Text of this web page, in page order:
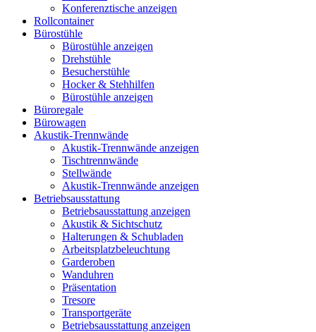
Konferenztische anzeigen
Rollcontainer
Bürostühle
Bürostühle anzeigen
Drehstühle
Besucherstühle
Hocker & Stehhilfen
Bürostühle anzeigen
Büroregale
Bürowagen
Akustik-Trennwände
Akustik-Trennwände anzeigen
Tischtrennwände
Stellwände
Akustik-Trennwände anzeigen
Betriebsausstattung
Betriebsausstattung anzeigen
Akustik & Sichtschutz
Halterungen & Schubladen
Arbeitsplatzbeleuchtung
Garderoben
Wanduhren
Präsentation
Tresore
Transportgeräte
Betriebsausstattung anzeigen